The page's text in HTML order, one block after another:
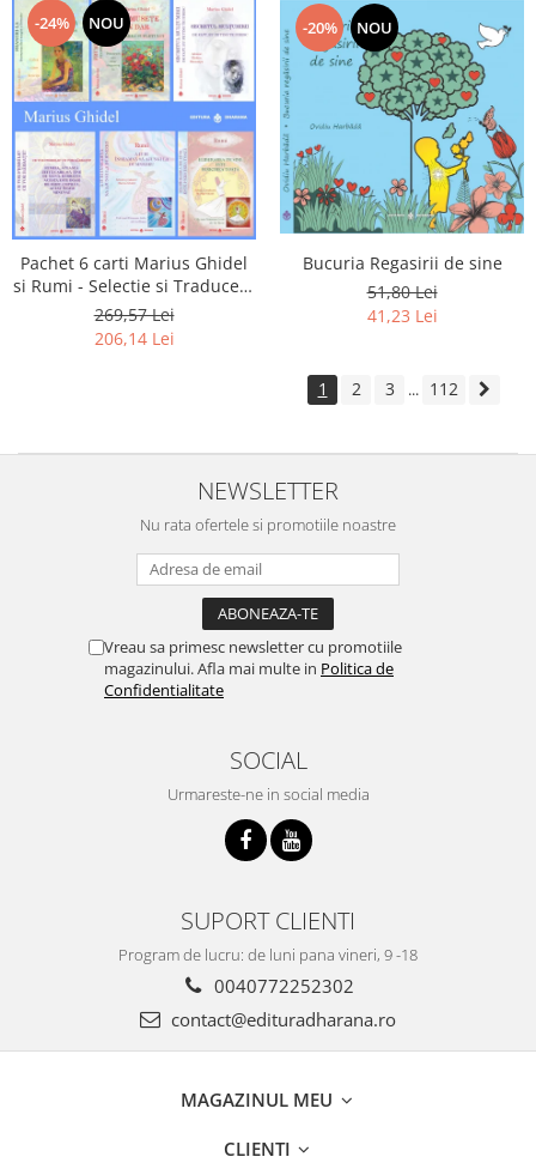
-24% NOU
Pachet 6 carti Marius Ghidel
si Rumi - Selectie si Traducere
de Marius Ghidel
269,57 Lei
206,14 Lei
-20% NOU
Bucuria Regasirii de sine
51,80 Lei
41,23 Lei
1 2 3 ... 112
NEWSLETTER
Nu rata ofertele si promotiile noastre
Vreau sa primesc newsletter cu promotiile
magazinului. Afla mai multe in Politica de
Confidentialitate
SOCIAL
Urmareste-ne in social media
SUPORT CLIENTI
Program de lucru: de luni pana vineri, 9 -18
0040772252302
contact@edituradharana.ro
MAGAZINUL MEU
CLIENTI